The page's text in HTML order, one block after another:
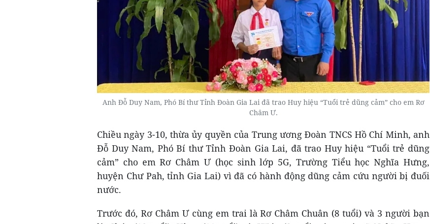
Anh Đỗ Duy Nam, Phó Bí thư Tỉnh Đoàn Gia Lai đã trao Huy hiệu “Tuổi trẻ dũng cảm” cho em Rơ
Châm Ư.
Chiều ngày 3-10, thừa ủy quyền của Trung ương Đoàn TNCS Hồ Chí Minh, anh
Đỗ Duy Nam, Phó Bí thư Tỉnh Đoàn Gia Lai, đã trao Huy hiệu “Tuổi trẻ dũng
cảm” cho em Rơ Châm Ư (học sinh lớp 5G, Trường Tiểu học Nghĩa Hưng,
huyện Chư Pah, tỉnh Gia Lai) vì đã có hành động dũng cảm cứu người bị đuối
nước.
Trước đó, Rơ Châm Ư cùng em trai là Rơ Châm Chuân (8 tuổi) và 3 người bạn